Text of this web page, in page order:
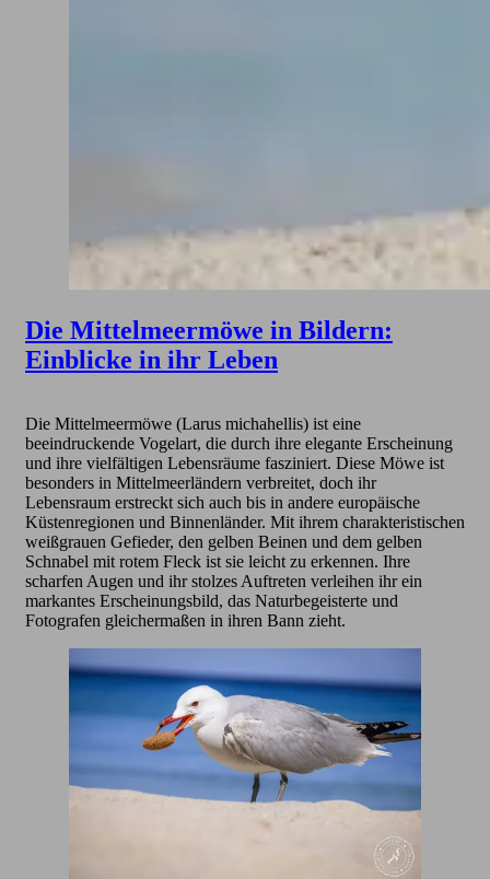
Die Mittelmeermöwe in Bildern:
Einblicke in ihr Leben
Die Mittelmeermöwe (Larus michahellis) ist eine
beeindruckende Vogelart, die durch ihre elegante Erscheinung
und ihre vielfältigen Lebensräume fasziniert. Diese Möwe ist
besonders in Mittelmeerländern verbreitet, doch ihr
Lebensraum erstreckt sich auch bis in andere europäische
Küstenregionen und Binnenländer. Mit ihrem charakteristischen
weißgrauen Gefieder, den gelben Beinen und dem gelben
Schnabel mit rotem Fleck ist sie leicht zu erkennen. Ihre
scharfen Augen und ihr stolzes Auftreten verleihen ihr ein
markantes Erscheinungsbild, das Naturbegeisterte und
Fotografen gleichermaßen in ihren Bann zieht.